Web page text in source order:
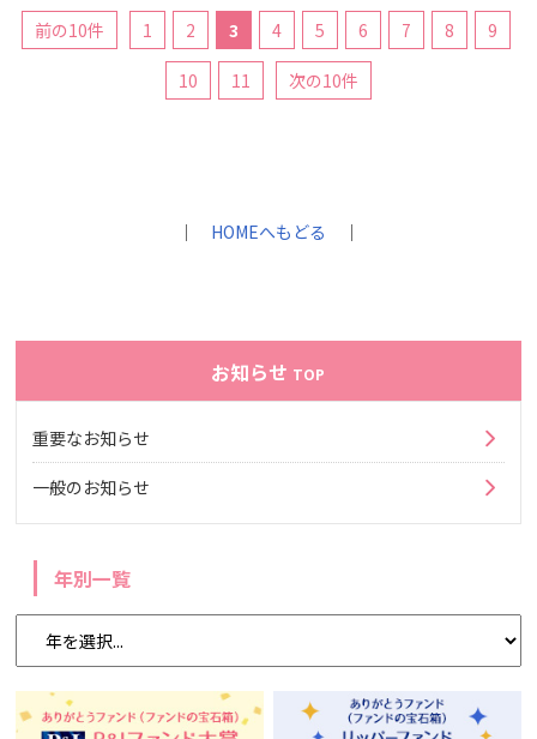
前の10件 1 2 3 4 5 6 7 8 9
10 11 次の10件
｜ HOMEへもどる ｜
お知らせ TOP
重要なお知らせ
一般のお知らせ
年別一覧